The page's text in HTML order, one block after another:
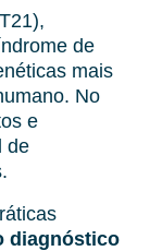
de
mais
No
e
de
diagnóstico